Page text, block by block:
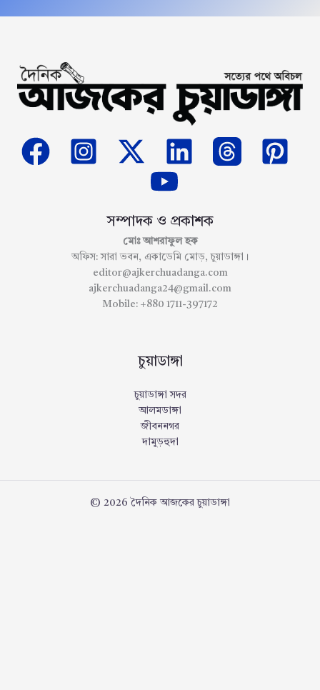
সম্পাদক ও প্রকাশক
মোঃ আশরাফুল হক
অফিস: সারা ভবন, একাডেমি মোড়, চুয়াডাঙ্গা।
editor@ajkerchuadanga.com
ajkerchuadanga24@gmail.com
Mobile: +880 1711-397172
চুয়াডাঙ্গা
চুয়াডাঙ্গা সদর
আলমডাঙ্গা
জীবননগর
দামুড়হুদা
© 2026 দৈনিক আজকের চুয়াডাঙ্গা